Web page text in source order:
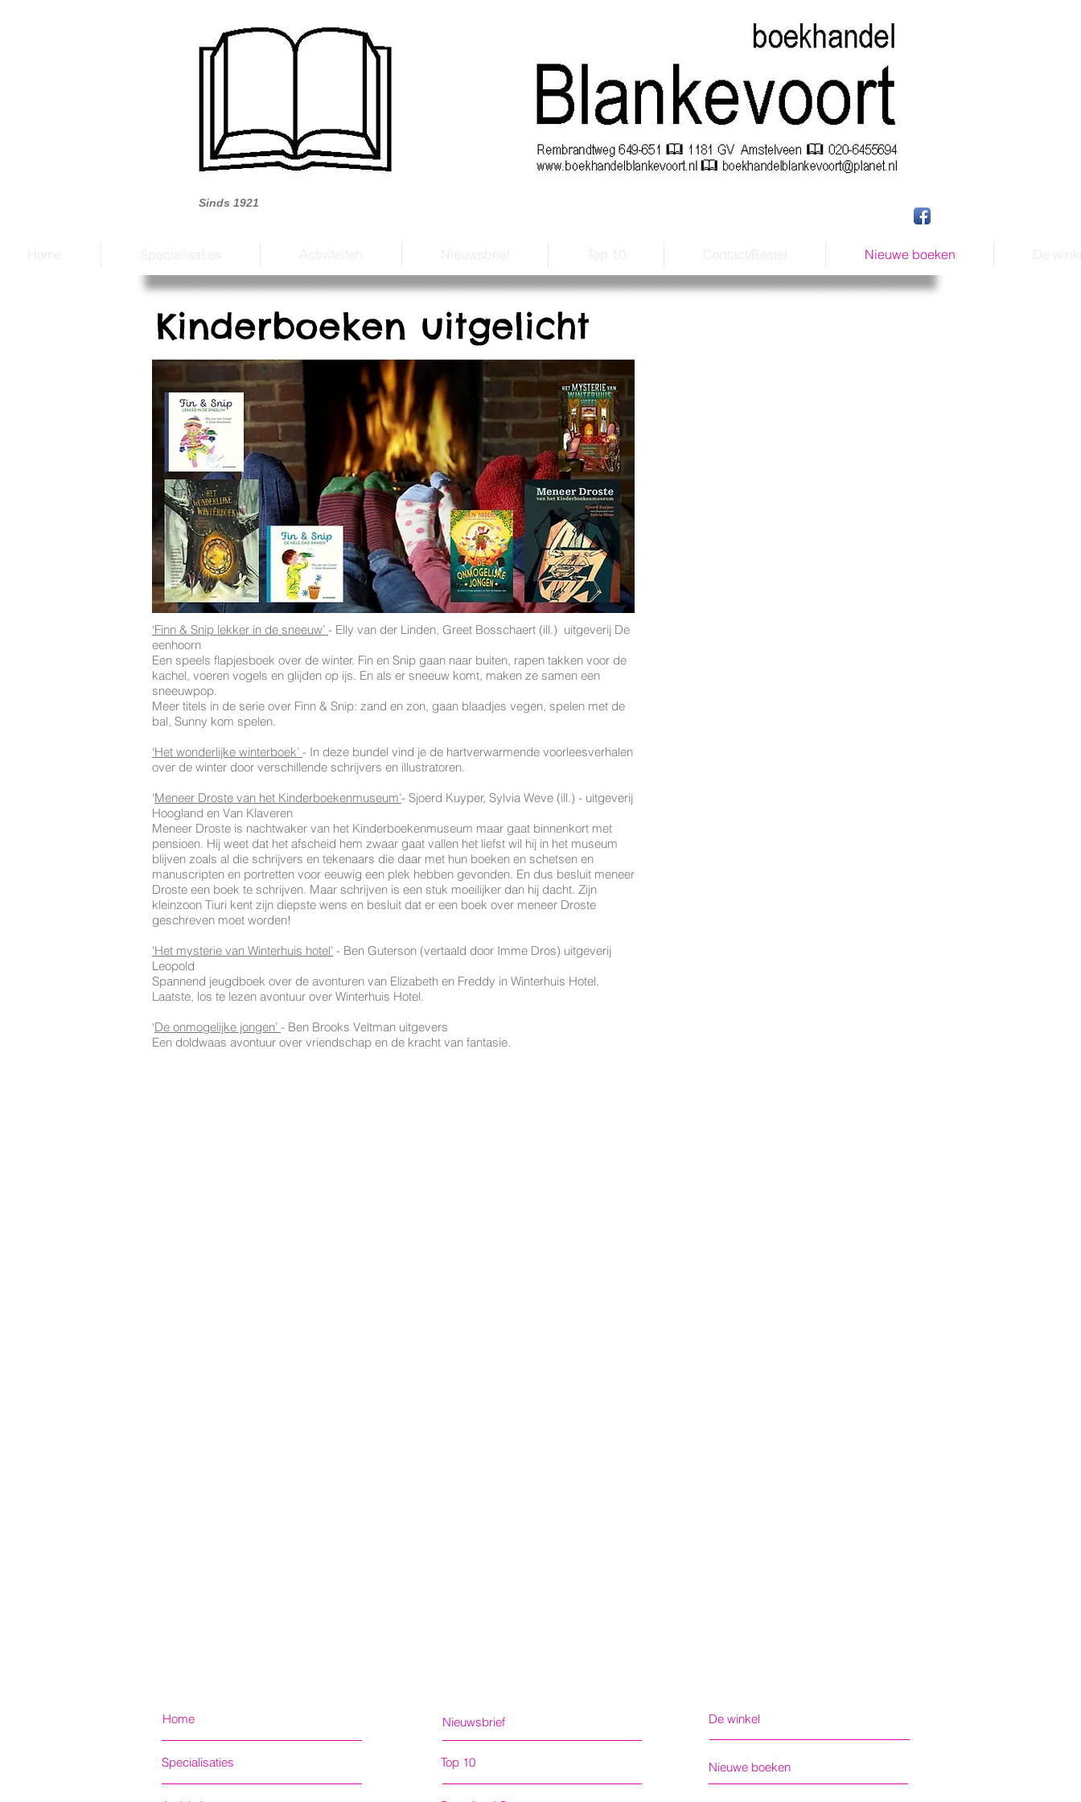
Boekhandel Blankevoort
Sinds 1921
Sinds 1921
Home Specialisaties Activiteiten Nieuwsbrief Top 10 Contact/Bestel Nieuwe boeken De
Kinderboeken uitgelicht
‘Finn & Snip lekker in de sneeuw’ - Elly van der Linden, Greet Bosschaert (ill.) uitgeverij De
eenhoorn
Een speels flapjesboek over de winter. Fin en Snip gaan naar buiten, rapen takken voor de
kachel, voeren vogels en glijden op ijs. En als er sneeuw komt, maken ze samen een
sneeuwpop.
Meer titels in de serie over Finn & Snip: zand en zon, gaan blaadjes vegen, spelen met de
bal, Sunny kom spelen.
‘Het wonderlijke winterboek’ - In deze bundel vind je de hartverwarmende voorleesverhalen
over de winter door verschillende schrijvers en illustratoren.
‘Meneer Droste van het Kinderboekenmuseum’- Sjoerd Kuyper, Sylvia Weve (ill.) - uitgeverij
Hoogland en Van Klaveren
Meneer Droste is nachtwaker van het Kinderboekenmuseum maar gaat binnenkort met
pensioen. Hij weet dat het afscheid hem zwaar gaat vallen het liefst wil hij in het museum
blijven zoals al die schrijvers en tekenaars die daar met hun boeken en schetsen en
manuscripten en portretten voor eeuwig een plek hebben gevonden. En dus besluit meneer
Droste een boek te schrijven. Maar schrijven is een stuk moeilijker dan hij dacht. Zijn
kleinzoon Tiuri kent zijn diepste wens en besluit dat er een boek over meneer Droste
geschreven moet worden!
‘Het mysterie van Winterhuis hotel’ - Ben Guterson (vertaald door Imme Dros) uitgeverij
Leopold
Spannend jeugdboek over de avonturen van Elizabeth en Freddy in Winterhuis Hotel.
Laatste, los te lezen avontuur over Winterhuis Hotel.
‘De onmogelijke jongen’ - Ben Brooks Veltman uitgevers
Een doldwaas avontuur over vriendschap en de kracht van fantasie.
Specialisaties
De winkel
Nieuwsbrief
Home
Top 10 Nieuwe boeken